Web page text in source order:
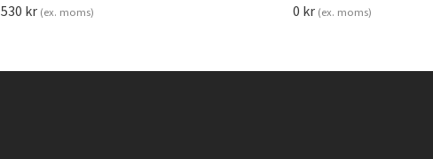
530 kr (ex. moms) 0 kr (ex. moms)